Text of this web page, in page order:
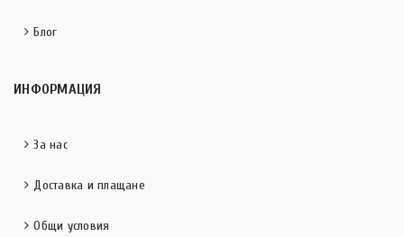
Блог
ИНФОРМАЦИЯ
За нас
Доставка и плащане
Общи условия